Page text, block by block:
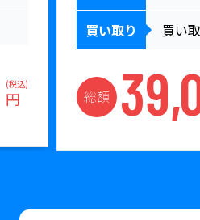
(税込)
円
買い取り 買い
総額